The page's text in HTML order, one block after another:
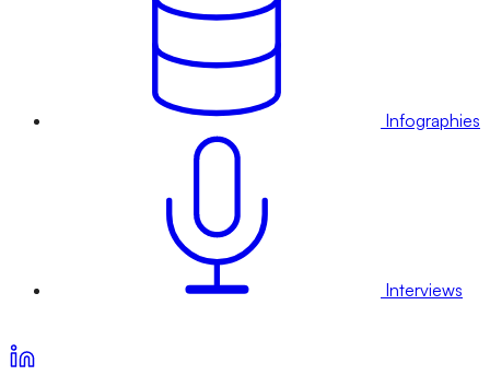
Infographies
Interviews